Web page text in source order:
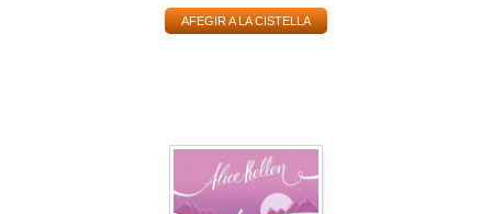
AFEGIR A LA CISTELLA